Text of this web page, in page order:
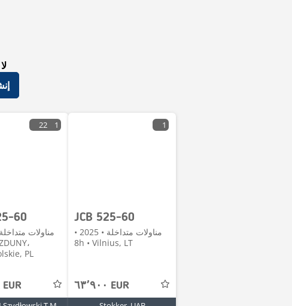
22 1
60
PL
٢٩٬٩٧٩ EUR
1
JCB 525-60
مناولات متداخلة • 2025 •
8h • Vilnius, LT
٦٣٬٩٠٠ EUR